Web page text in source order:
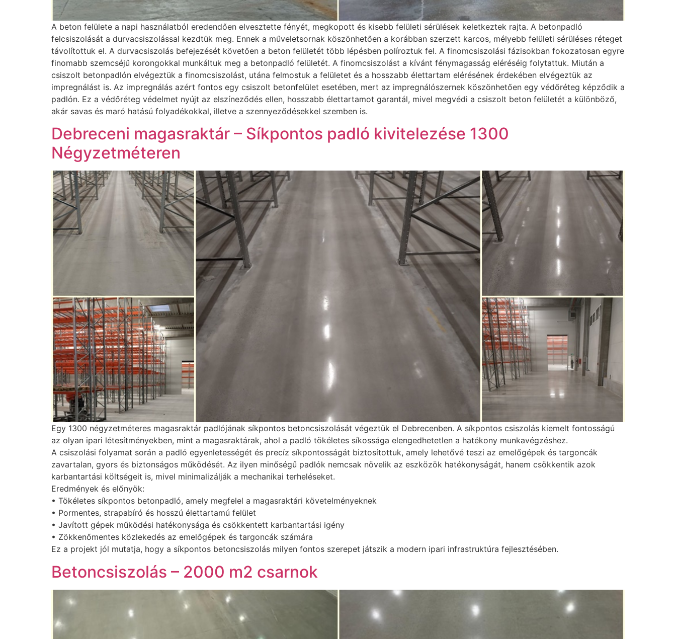
A beton felülete a napi használatból eredendően elvesztette fényét, megkopott és kisebb felületi sérülések keletkeztek rajta. A betonpadló
felcsiszolását a durvacsiszolással kezdtük meg. Ennek a műveletsornak köszönhetően a korábban szerzett karcos, mélyebb felületi sérüléses réteget
távolítottuk el. A durvacsiszolás befejezését követően a beton felületét több lépésben políroztuk fel. A finomcsiszolási fázisokban fokozatosan egyre
finomabb szemcséjű korongokkal munkáltuk meg a betonpadló felületét. A finomcsiszolást a kívánt fénymagasság eléréséig folytattuk. Miután a
csiszolt betonpadlón elvégeztük a finomcsiszolást, utána felmostuk a felületet és a hosszabb élettartam elérésének érdekében elvégeztük az
impregnálást is. Az impregnálás azért fontos egy csiszolt betonfelület esetében, mert az impregnálószernek köszönhetően egy védőréteg képződik a
padlón. Ez a védőréteg védelmet nyújt az elszíneződés ellen, hosszabb élettartamot garantál, mivel megvédi a csiszolt beton felületét a különböző,
akár savas és maró hatású folyadékokkal, illetve a szennyeződésekkel szemben is.
Debreceni magasraktár – Síkpontos padló kivitelezése 1300
Négyzetméteren
Egy 1300 négyzetméteres magasraktár padlójának síkpontos betoncsiszolását végeztük el Debrecenben. A síkpontos csiszolás kiemelt fontosságú
az olyan ipari létesítményekben, mint a magasraktárak, ahol a padló tökéletes síkossága elengedhetetlen a hatékony munkavégzéshez.
A csiszolási folyamat során a padló egyenletességét és precíz síkpontosságát biztosítottuk, amely lehetővé teszi az emelőgépek és targoncák
zavartalan, gyors és biztonságos működését. Az ilyen minőségű padlók nemcsak növelik az eszközök hatékonyságát, hanem csökkentik azok
karbantartási költségeit is, mivel minimalizálják a mechanikai terheléseket.
Eredmények és előnyök:
• Tökéletes síkpontos betonpadló, amely megfelel a magasraktári követelményeknek
• Pormentes, strapabíró és hosszú élettartamú felület
• Javított gépek működési hatékonysága és csökkentett karbantartási igény
• Zökkenőmentes közlekedés az emelőgépek és targoncák számára
Ez a projekt jól mutatja, hogy a síkpontos betoncsiszolás milyen fontos szerepet játszik a modern ipari infrastruktúra fejlesztésében.
Betoncsiszolás – 2000 m2 csarnok